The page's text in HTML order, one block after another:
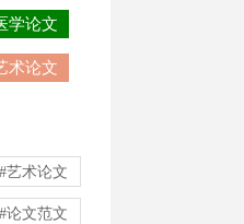
学论文
术论文
#艺术论文
#论文范文